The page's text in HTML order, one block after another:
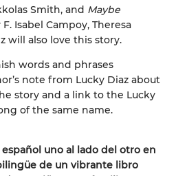
Smith, and Maybe
Isabel Campoy, Theresa
will also love this story.
words and phrases
note from Lucky Diaz about
story and a link to the Lucky
of the same name.
uno al lado del otro en
de un vibrante libro